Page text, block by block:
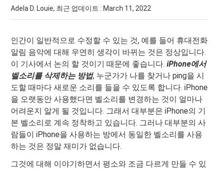
Adela D. Louie, 최근 업데이트 : March 11, 2022
인간이 일반적으로 수정할 수 있는 것, 예를 들어 휴대전화
알림 음악에 대해 우연히 생각이 바뀌는 것은 정상입니다.
이 기사에서 논의 할 것이기 때문에 좋습니다.iPhone에서
벨소리를 삭제하는 방법, 누군가가 나를 찾거나 ping을 시
도할 때마다 새로운 소리를 들을 수 있도록 합니다. iPhone
을 오랫동안 사용했다면 벨소리를 변경하는 것이 얼마나
어려운지 알게 될 것입니다. 그래서 대부분은 iPhone의 기
본 벨소리로 계속 정착하고 있습니다. 그러나 대부분의 사
람들이 iPhone을 사용하는 방에서 동일한 벨소리를 사용
하는 것은 정말 재미가 없습니다.
그것에 대해 이야기하면서 평소와 조금 다르게 만들 수 있